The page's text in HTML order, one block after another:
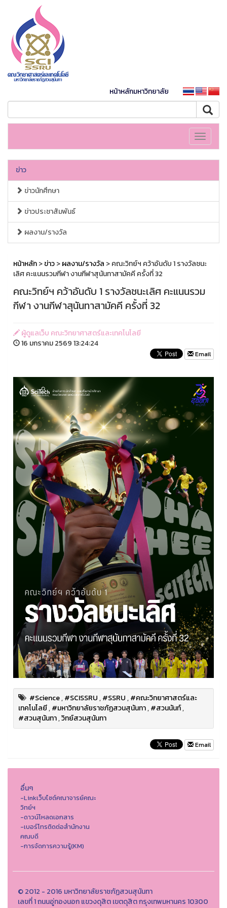
หน้าหลักมหาวิทยาลัย
Toggle
ข่าว
ข่าวนักศึกษา
ข่าวประชาสัมพันธ์
ผลงาน/รางวัล
หน้าหลัก>ข่าว>ผลงาน/รางวัล > คณะวิทย์ฯ คว้าอันดับ 1 รางวัลชนะ
เลิศ คะแนนรวมกีฬา งานกีฬาสุนันทาสามัคคี ครั้งที่ 32
คณะวิทย์ฯ คว้าอันดับ 1 รางวัลชนะเลิศ คะแนนรวม
กีฬา งานกีฬาสุนันทาสามัคคี ครั้งที่ 32
ผู้ดูแลเว็บ คณะวิทยาศาสตร์และเทคโนโลยี
16 มกราคม 2569 13:24:24
Email
#Science,#SCISSRU,#SSRU,#คณะวิทยาศาสตร์และ
เทคโนโลยี,#มหาวิทยาลัยราชภัฏสวนสุนันทา,#สวนนันท์,
#สวนสุนันทา,วิทย์สวนสุนันทา
Email
อื่นๆ
-Linkเว็บไซต์คณาจารย์คณะ
วิทย์ฯ
-ดาวน์โหลดเอกสาร
-เบอร์โทรติดต่อสำนักงาน
คณบดี
-การจัดการความรู้(KM)
© 2012 - 2016 มหาวิทยาลัยราชภัฏสวนสุนันทา
เลขที่ 1 ถนนอู่ทองนอก แขวงดุสิต เขตดุสิต กรุงเทพมหานคร 10300